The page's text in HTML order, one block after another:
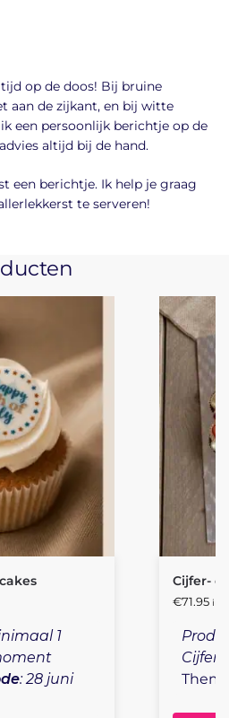
op de doos! Bij bruine
aan de zijkant, en bij witte
een persoonlijk berichtje op de
altijd bij de hand.
een berichtje. Ik help je graag
te serveren!
1
: 28 juni
Cijfer-
€71.95
Cijfer